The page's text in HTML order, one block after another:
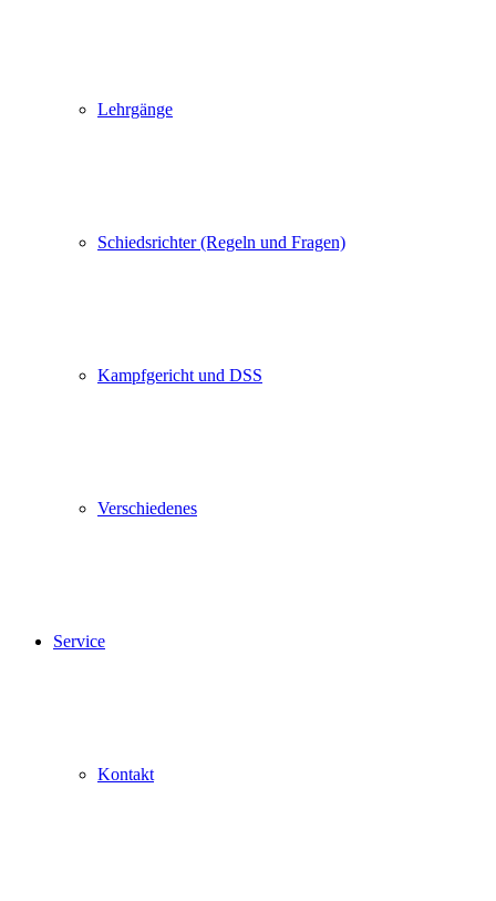
Lehrgänge
Schiedsrichter (Regeln und Fragen)
Kampfgericht und DSS
Verschiedenes
Service
Kontakt